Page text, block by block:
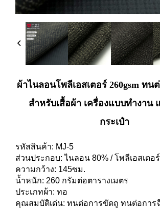
ผ้าไนลอนโพลีเอสเตอร์ 260gsm ทน
สำหรับเสื้อผ้า เครื่องแบบทำงาน
กระเป๋า
รหัสสินค้า: MJ-5
ส่วนประกอบ: ไนลอน 80% / โพลีเอสเตอ
ความกว้าง: 145ซม.
น้ำหนัก: 260 กรัมต่อตารางเมตร
ประเภทผ้า: ทอ
คุณสมบัติเด่น: ทนต่อการขัดถู ทนต่อการ